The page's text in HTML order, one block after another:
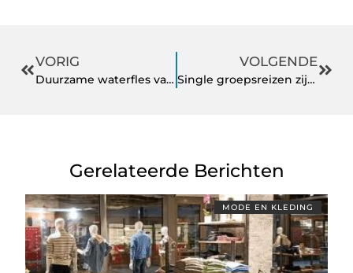
VORIG
Duurzame waterfles van Bottle Up
VOLGENDE
Single groepsreizen zijn dé oplossing voor vrijgezellen die graag op vakantie willen
Gerelateerde Berichten
MODE EN KLEDING